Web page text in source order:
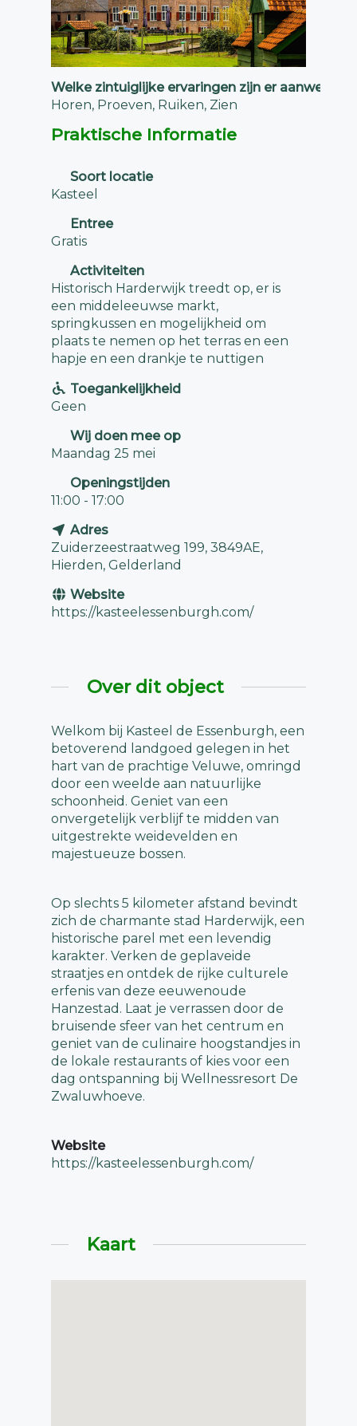
Welke zintuiglijke ervaringen zijn er aanwezig?
Horen, Proeven, Ruiken, Zien
Praktische Informatie
Soort locatie
Kasteel
Entree
Gratis
Activiteiten
Historisch Harderwijk treedt op, er is
een middeleeuwse markt,
springkussen en mogelijkheid om
plaats te nemen op het terras en een
hapje en een drankje te nuttigen
Toegankelijkheid
Geen
Wij doen mee op
Maandag 25 mei
Openingstijden
11:00 - 17:00
Adres
Zuiderzeestraatweg 199, 3849AE,
Hierden, Gelderland
Website
https://kasteelessenburgh.com/
Over dit object
Welkom bij Kasteel de Essenburgh, een
betoverend landgoed gelegen in het
hart van de prachtige Veluwe, omringd
door een weelde aan natuurlijke
schoonheid. Geniet van een
onvergetelijk verblijf te midden van
uitgestrekte weidevelden en
majestueuze bossen.
Op slechts 5 kilometer afstand bevindt
zich de charmante stad Harderwijk, een
historische parel met een levendig
karakter. Verken de geplaveide
straatjes en ontdek de rijke culturele
erfenis van deze eeuwenoude
Hanzestad. Laat je verrassen door de
bruisende sfeer van het centrum en
geniet van de culinaire hoogstandjes in
de lokale restaurants of kies voor een
dag ontspanning bij Wellnessresort De
Zwaluwhoeve.
Website
https://kasteelessenburgh.com/
Kaart